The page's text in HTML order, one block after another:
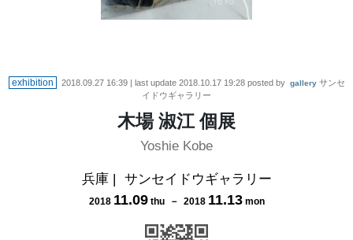
exhibition 2018.09.27 16:39| last update 2018.10.17 19:28posted by gallery サンセ
イドウギャラリー
木場 淑江 個展
Yoshie Kobe
兵庫| サンセイドウギャラリー
2018 11.09 thu－ 2018 11.13 mon